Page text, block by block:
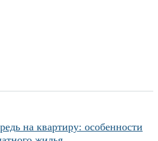
на квартиру: особенности